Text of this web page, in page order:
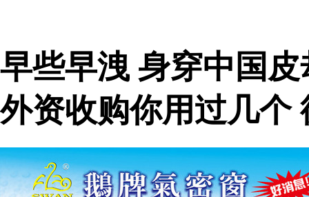
早些早洩 身穿中国
外资收购你用过几个